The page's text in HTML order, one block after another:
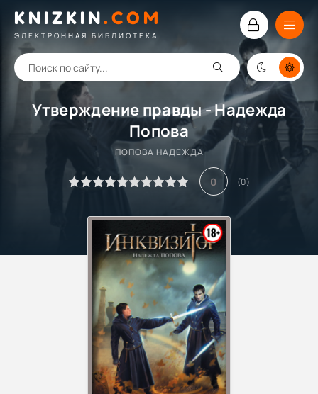
KNIZKIN.COM
ЭЛЕКТРОННАЯ БИБЛИОТЕКА
Утверждение правды - Надежда
Попова
ПОПОВА НАДЕЖДА
0 (0)